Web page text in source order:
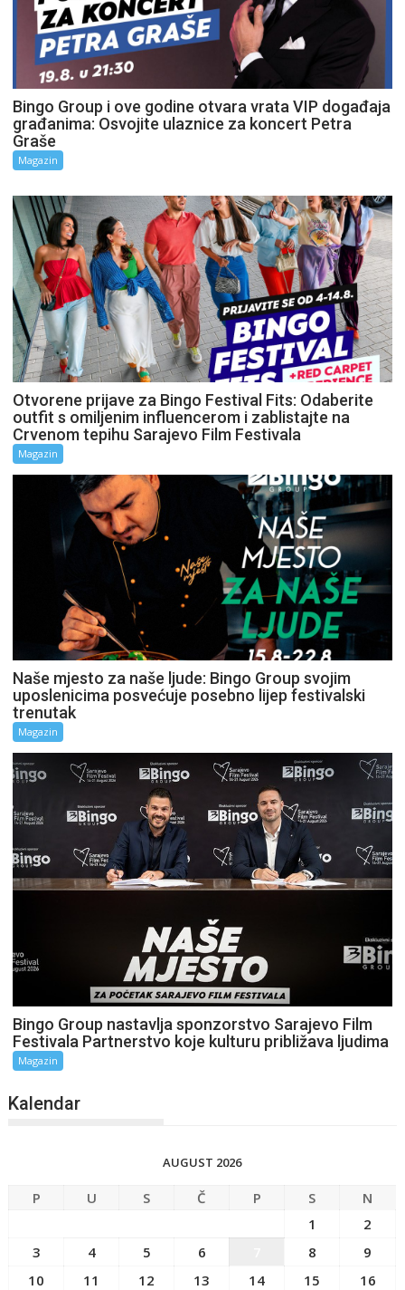
Bingo Group i ove godine otvara vrata VIP događaja
građanima: Osvojite ulaznice za koncert Petra
Graše
Magazin
Otvorene prijave za Bingo Festival Fits: Odaberite
outfit s omiljenim influencerom i zablistajte na
Crvenom tepihu Sarajevo Film Festivala
Magazin
Naše mjesto za naše ljude: Bingo Group svojim
uposlenicima posvećuje posebno lijep festivalski
trenutak
Magazin
Bingo Group nastavlja sponzorstvo Sarajevo Film
Festivala Partnerstvo koje kulturu približava ljudima
Magazin
Kalendar
AUGUST 2026
P U S Č P S
N
1
2
3
4 5 6 8
9
10
11 12 13 14 15
16